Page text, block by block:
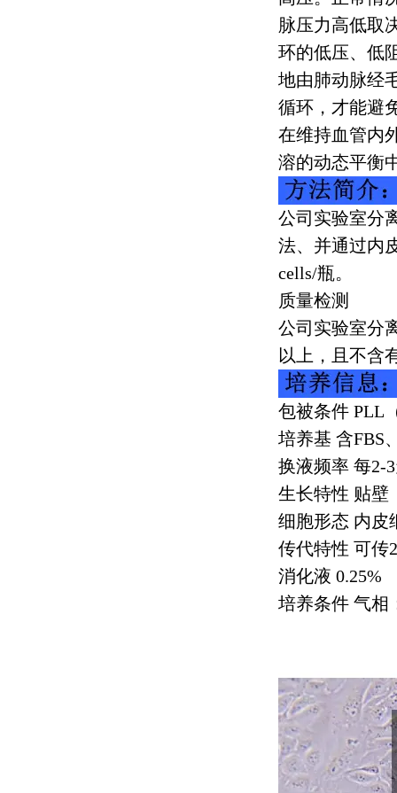
脉压力高低取
环的低压、低
地由肺动脉经
循环，才能避
在维持血管内
溶的动态平衡
公司实验室分
法、并通过内
cells/瓶。
质量检测
公司实验室分
以上，且不含
包被条件 PLL
培养基 含FBS
换液频率 每2-3
生长特性 贴壁
细胞形态 内皮
传代特性 可传
消化液 0.25%
培养条件 气相